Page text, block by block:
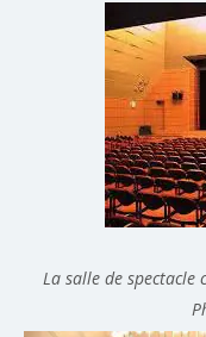
La salle de spectacle